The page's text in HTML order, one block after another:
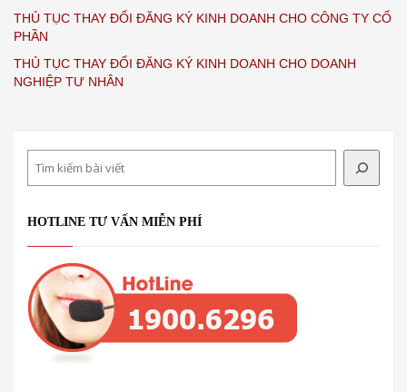
THỦ TỤC THAY ĐỔI ĐĂNG KÝ KINH DOANH CHO CÔNG TY CỔ
PHẦN
THỦ TỤC THAY ĐỔI ĐĂNG KÝ KINH DOANH CHO DOANH
NGHIỆP TƯ NHÂN
HOTLINE TƯ VẤN MIỄN PHÍ